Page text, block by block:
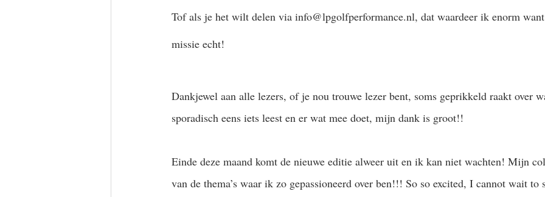
Tof als je het wilt delen via info@lpgolfperformance.nl, dat waardeer ik enorm
missie echt!
Dankjewel aan alle lezers, of je nou trouwe lezer bent, soms geprikkeld raakt over
sporadisch eens iets leest en er wat mee doet, mijn dank is groot!!
Einde deze maand komt de nieuwe editie alweer uit en ik kan niet wachten! Mijn
van de thema’s waar ik zo gepassioneerd over ben!!! So so excited, I cannot wait